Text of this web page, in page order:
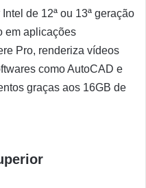
de 12ª ou 13ª geração
em aplicações
Pro, renderiza vídeos
como AutoCAD e
graças aos 16GB de